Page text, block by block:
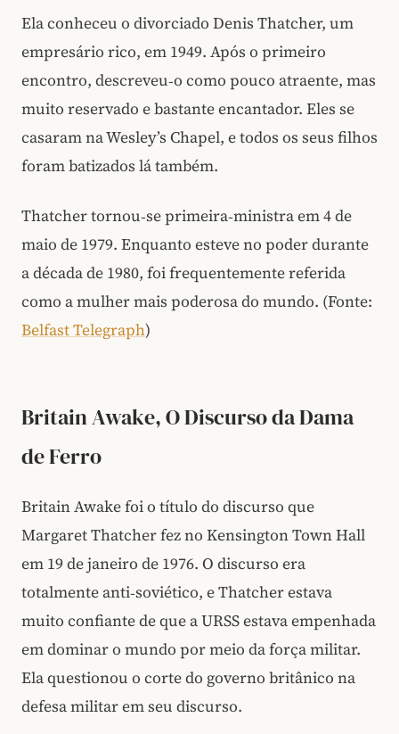
Ela conheceu o divorciado Denis Thatcher, um
empresário rico, em 1949. Após o primeiro
encontro, descreveu‑o como pouco atraente, mas
muito reservado e bastante encantador. Eles se
casaram na Wesley’s Chapel, e todos os seus filhos
foram batizados lá também.
Thatcher tornou‑se primeira‑ministra em 4 de
maio de 1979. Enquanto esteve no poder durante
a década de 1980, foi frequentemente referida
como a mulher mais poderosa do mundo. (Fonte:
Belfast Telegraph)
Britain Awake, O Discurso da Dama
de Ferro
Britain Awake foi o título do discurso que
Margaret Thatcher fez no Kensington Town Hall
em 19 de janeiro de 1976. O discurso era
totalmente anti‑soviético, e Thatcher estava
muito confiante de que a URSS estava empenhada
em dominar o mundo por meio da força militar.
Ela questionou o corte do governo britânico na
defesa militar em seu discurso.